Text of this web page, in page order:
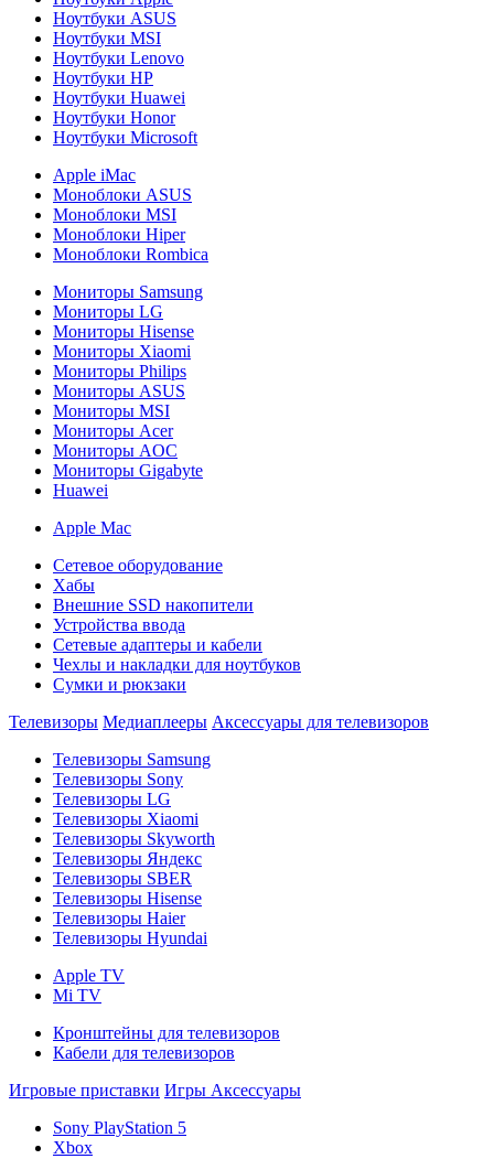
Ноутбуки ASUS
Ноутбуки MSI
Ноутбуки Lenovo
Ноутбуки HP
Ноутбуки Huawei
Ноутбуки Honor
Ноутбуки Microsoft
Apple iMac
Моноблоки ASUS
Моноблоки MSI
Моноблоки Hiper
Моноблоки Rombica
Мониторы Samsung
Мониторы LG
Мониторы Hisense
Мониторы Xiaomi
Мониторы Philips
Мониторы ASUS
Мониторы MSI
Мониторы Acer
Мониторы AOC
Мониторы Gigabyte
Huawei
Apple Mac
Сетевое оборудование
Хабы
Внешние SSD накопители
Устройства ввода
Сетевые адаптеры и кабели
Чехлы и накладки для ноутбуков
Сумки и рюкзаки
Телевизоры Медиаплееры Аксессуары для телевизоров
Телевизоры Samsung
Телевизоры Sony
Телевизоры LG
Телевизоры Xiaomi
Телевизоры Skyworth
Телевизоры Яндекс
Телевизоры SBER
Телевизоры Hisense
Телевизоры Haier
Телевизоры Hyundai
Apple TV
Mi TV
Кронштейны для телевизоров
Кабели для телевизоров
Игровые приставки Игры Аксессуары
Sony PlayStation 5
Xbox